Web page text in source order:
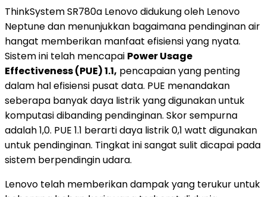
ThinkSystem SR780a Lenovo didukung oleh Lenovo
Neptune dan menunjukkan bagaimana pendinginan air
hangat memberikan manfaat efisiensi yang nyata.
Sistem ini telah mencapai Power Usage
Effectiveness (PUE) 1.1, pencapaian yang penting
dalam hal efisiensi pusat data. PUE menandakan
seberapa banyak daya listrik yang digunakan untuk
komputasi dibanding pendinginan. Skor sempurna
adalah 1,0. PUE 1.1 berarti daya listrik 0,1 watt digunakan
untuk pendinginan. Tingkat ini sangat sulit dicapai pada
sistem berpendingin udara.
Lenovo telah memberikan dampak yang terukur untuk